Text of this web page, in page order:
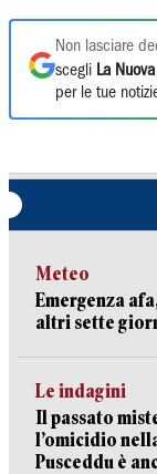
Non lasciare
scegli La
per le tue
Meteo
Emergenza
altri sette
Le indagini
Il passato
l’omicidio
Pusceddu è